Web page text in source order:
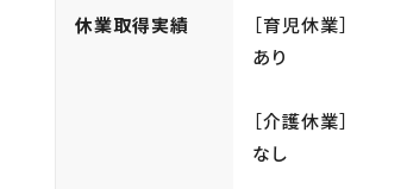
休業取得実績
［育児休業］
あり
［介護休業］
なし